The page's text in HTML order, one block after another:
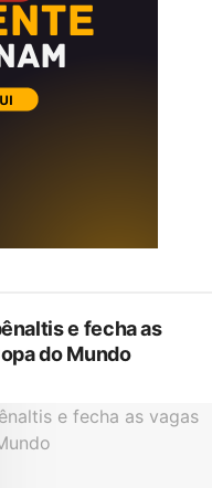
e fecha as
do Mundo